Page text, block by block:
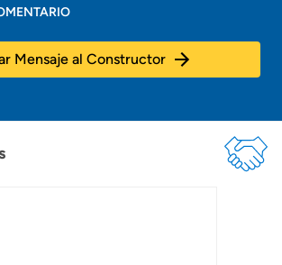
Mensaje al Constructor